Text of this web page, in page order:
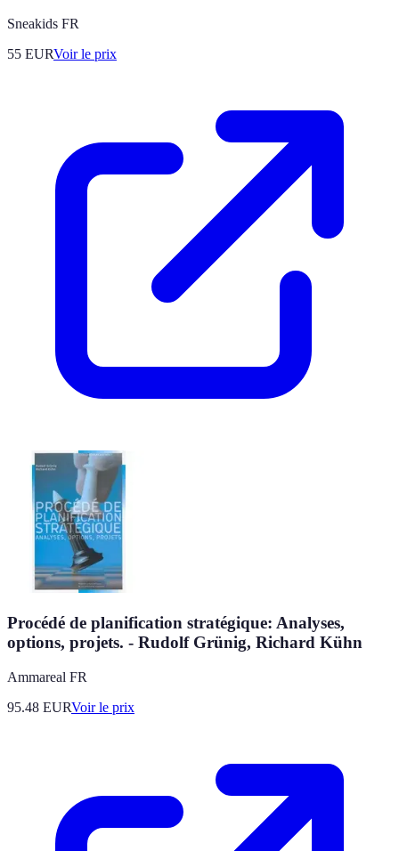
Sneakids FR
55 EURVoir le prix
Procédé de planification stratégique: Analyses,
options, projets. - Rudolf Grünig, Richard Kühn
Ammareal FR
95.48 EURVoir le prix